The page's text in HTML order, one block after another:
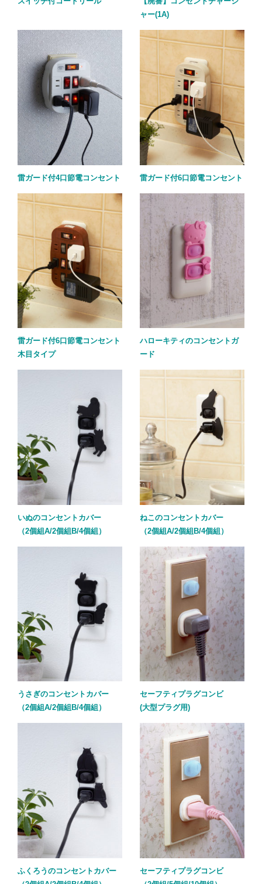
ャー(1A)
雷ガード付4口節電コンセント 雷ガード付6口節電コンセント
雷ガード付6口節電コンセント
木目タイプ
ハローキティのコンセントガ
ード
いぬのコンセントカバー
（2個組A/2個組B/4個組）
ねこのコンセントカバー
（2個組A/2個組B/4個組）
うさぎのコンセントカバー
（2個組A/2個組B/4個組）
セーフティプラグコンビ
(大型プラグ用)
ふくろうのコンセントカバー
セーフティプラグコンビ